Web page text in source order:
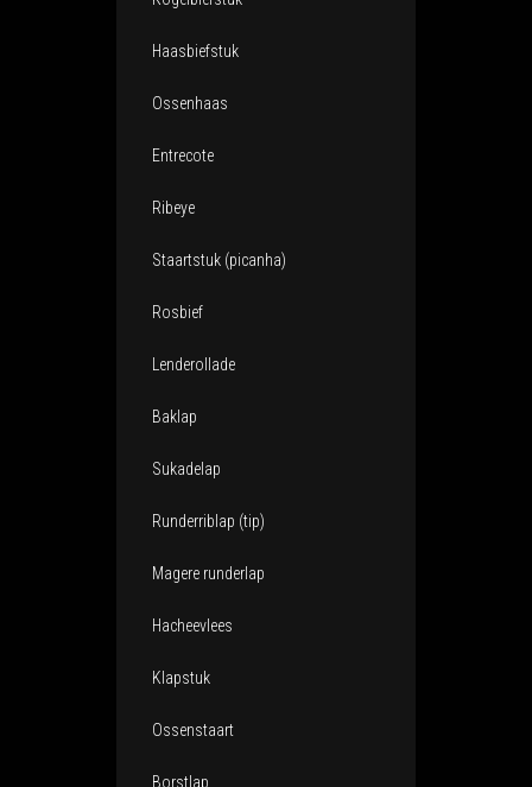
Haasbiefstuk
Ossenhaas
Entrecote
Ribeye
Staartstuk (picanha)
Rosbief
Lenderollade
Baklap
Sukadelap
Runderriblap (tip)
Magere runderlap
Hacheevlees
Klapstuk
Ossenstaart
Borstlap